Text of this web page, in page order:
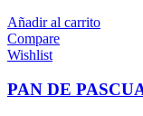
Añadir al carrito
Compare
Wishlist
PAN DE